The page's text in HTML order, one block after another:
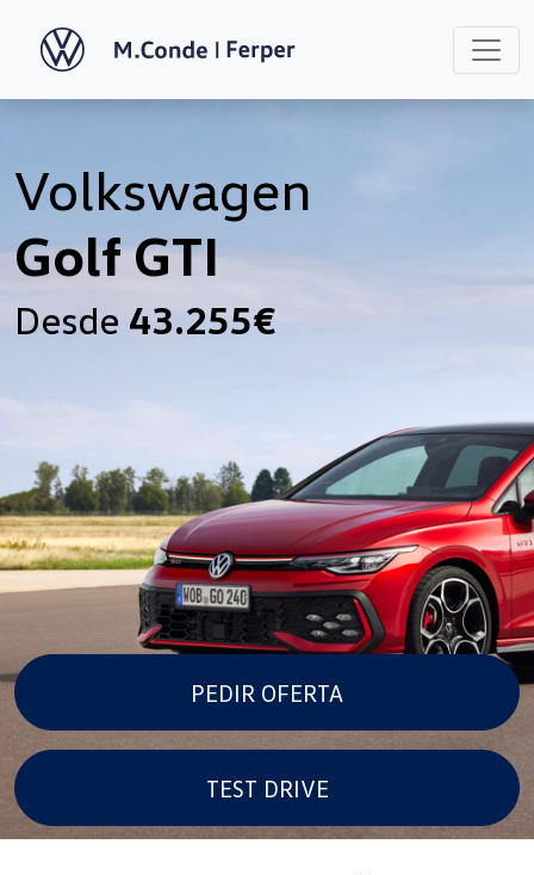
Volkswagen
Golf GTI
Desde 43.255€
PEDIR OFERTA
TEST DRIVE